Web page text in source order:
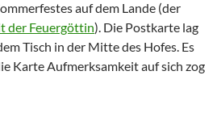
auf dem Lande (der
der Feuergöttin). Die Postkarte lag
Tisch in der Mitte des Hofes. Es
Karte Aufmerksamkeit auf sich zog